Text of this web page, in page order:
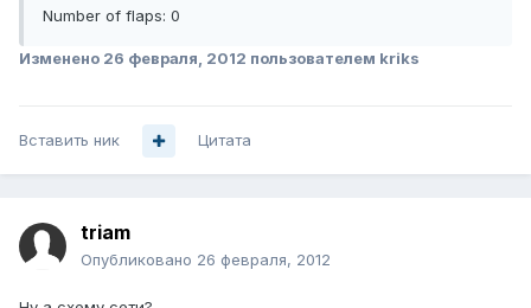
Number of flaps: 0
Изменено 26 февраля, 2012 пользователем kriks
Вставить ник Цитата
triam
Опубликовано 26 февраля, 2012